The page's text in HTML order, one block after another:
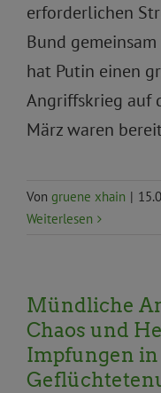
erforderlichen
Bund
hat Putin einen
Angriffskrieg auf
März waren
Von gruene xhain |
Weiterlesen
Mündliche
Chaos und
Impfungen in